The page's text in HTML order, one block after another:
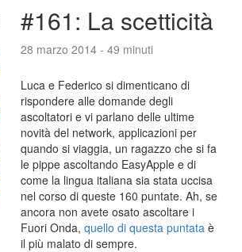
#161: La scetticità
28 marzo 2014 - 49 minuti
Luca e Federico si dimenticano di
rispondere alle domande degli
ascoltatori e vi parlano delle ultime
novità del network, applicazioni per
quando si viaggia, un ragazzo che si fa
le pippe ascoltando EasyApple e di
come la lingua italiana sia stata uccisa
nel corso di queste 160 puntate. Ah, se
ancora non avete osato ascoltare i
Fuori Onda,quello di questa puntata è
il più malato di sempre.